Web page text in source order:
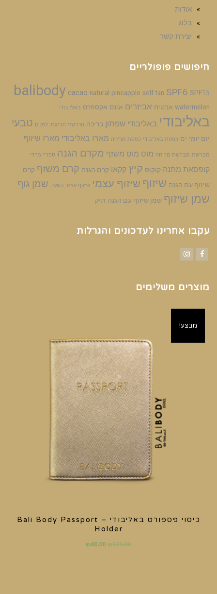
אודות
בלוג
יצירת קשר
חיפושים פופולריים
balibody cacao natural pineapple self tan SPF6 SPF15
watermelon אבטיח אביזרים אננס אקספרס באלי בודי
באליבודי באליבודי שפתון בריכה הדרגתי הדרגתי לפנים טבעי
יום יומי ים כפפת באליבודי כפפת מריחה מארז באליבודי מארז שיזוף
מברשת מברשת מריחה מוס מוס משזף מקדם הגנה ספריי מיידי
קופסאת מתנה קוקוס קיץ קקאו קרם הגנה קרם משזף קרם
שיזוף עם הגנה שיזוף שיזוף עצמי שיזוף עצמי בשעה שמן גוף
שמן שיזוף שמן שיזוף עם הגנה תיק
עקבו אחרינו לעדכונים והגרלות
מוצרים משלימים
מבצע!
כיסוי פספורט באליבודי – Bali Body Passport
Holder
₪120.00
₪80.00